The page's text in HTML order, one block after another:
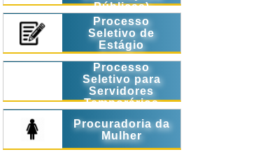
Públicas)
Processo
Seletivo de
Estágio
Processo
Seletivo para
Servidores
Temporários
Procuradoria da
Mulher